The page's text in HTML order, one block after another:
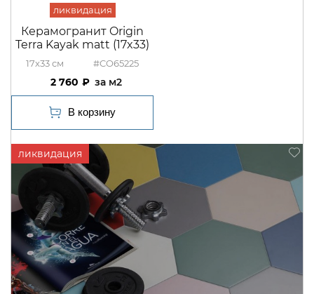
Керамогранит Origin
Terra Kayak matt (17x33)
17x33 #CO65225
2 760 м2